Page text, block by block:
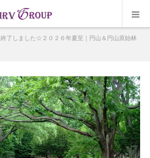
終了しました☆２０２６年夏至｜円山＆円山原始林